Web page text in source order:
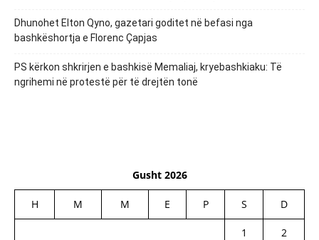
Dhunohet Elton Qyno, gazetari goditet në befasi nga
bashkëshortja e Florenc Çapjas
PS kërkon shkrirjen e bashkisë Memaliaj, kryebashkiaku: Të
ngrihemi në protestë për të drejtën tonë
Gusht 2026
H M M E P S D
1
2